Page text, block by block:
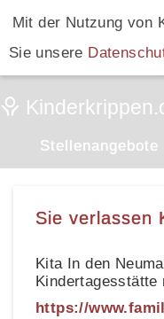
Mit der Nutzung von
Sie unsere
Stellenangebote
Sie verlassen
Kita In den
https://